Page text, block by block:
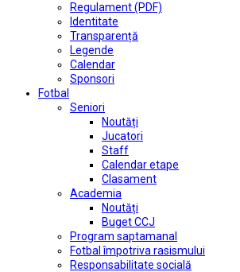
Regulament (PDF)
Identitate
Transparență
Legende
Calendar
Sponsori
Fotbal
Seniori
Noutăți
Jucatori
Staff
Calendar etape
Clasament
Academia
Noutăți
Buget CCJ
Program saptamanal
Fotbal împotriva rasismului
Responsabilitate socială